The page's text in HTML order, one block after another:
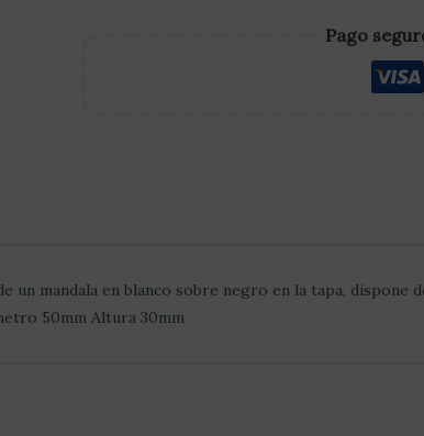
Pago
mandala en blanco sobre negro en la tapa, dispone
50mm Altura 30mm